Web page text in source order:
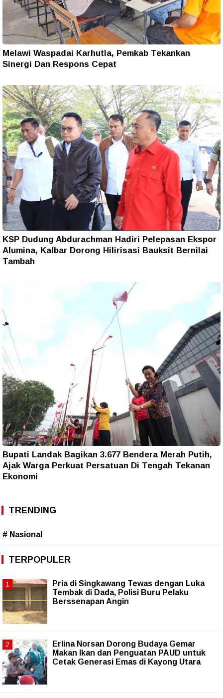
Melawi Waspadai Karhutla, Pemkab Tekankan
Sinergi Dan Respons Cepat
KSP Dudung Abdurachman Hadiri Pelepasan Ekspor
Alumina, Kalbar Dorong Hilirisasi Bauksit Bernilai
Tambah
Bupati Landak Bagikan 3.677 Bendera Merah Putih,
Ajak Warga Perkuat Persatuan Di Tengah Tekanan
Ekonomi
TRENDING
# Nasional
TERPOPULER
Pria di Singkawang Tewas dengan Luka
Tembak di Dada, Polisi Buru Pelaku
Berssenapan Angin
Erlina Norsan Dorong Budaya Gemar
Makan Ikan dan Penguatan PAUD untuk
Cetak Generasi Emas di Kayong Utara